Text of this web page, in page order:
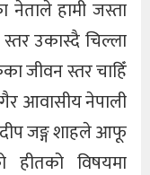
हामी जस्ता
उकास्दै चिल्ला
जीवन स्तर चाहिँ
आवासीय नेपाली
दीप जङ्ग शाहले आफू
विषयमा